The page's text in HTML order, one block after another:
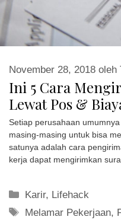
Ini 5 Cara
Lewat Pos &
November 28, 2018 oleh
Setiap perusahaan
masing-masing untuk bisa
satunya adalah cara
kerja dapat mengirimkan
Kategori
Karir, Lifehack
Tag
Melamar Pekerjaan,